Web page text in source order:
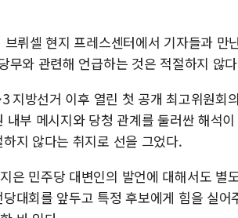
브뤼셀 현지 프레스센터에서 기자들과
무와 관련해 언급하는 것은 적절하지 않
지방선거 이후 열린 첫 공개 최고위원
내부 메시지와 당청 관계를 둘러싼 해석
지 않다는 취지로 선을 그었다.
은 민주당 대변인의 발언에 대해서도 별
대회를 앞두고 특정 후보에게 힘을 실